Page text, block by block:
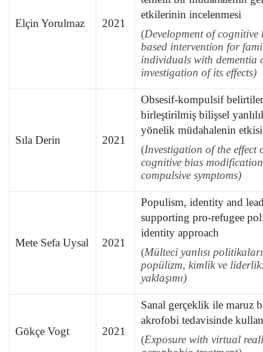
Elçin Yorulmaz 2021
etkilerinin incelenmesi
(Development of
based intervention for
individuals with dementia
investigation of its effects)
Sıla Derin 2021
Obsesif-kompulsif
birleştirilmiş bilişsel
yönelik müdahalenin
(Investigation of the effect
cognitive bias modification
compulsive symptoms)
Mete Sefa Uysal 2021
Populism, identity and
supporting pro-refugee
identity approach
(Mülteci yanlısı
popülizm, kimlik ve
yaklaşımı)
Gökçe Vogt 2021
Sanal gerçeklik ile maruz
akrofobi tedavisinde
(Exposure with virtual